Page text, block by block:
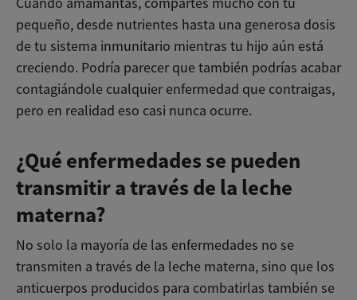
pequeño, desde nutrientes hasta una generosa dosis
de tu sistema inmunitario mientras tu hijo aún está
creciendo. Podría parecer que también podrías acabar
contagiándole cualquier enfermedad que contraigas,
pero en realidad eso casi nunca ocurre.
¿Qué enfermedades se pueden
transmitir a través de la leche
materna?
No solo la mayoría de las enfermedades no se
transmiten a través de la leche materna, sino que los
anticuerpos producidos para combatirlas también se